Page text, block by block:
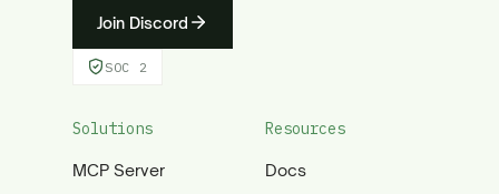
Join Discord
SOC 2
Solutions
MCP Server
Resources
Docs